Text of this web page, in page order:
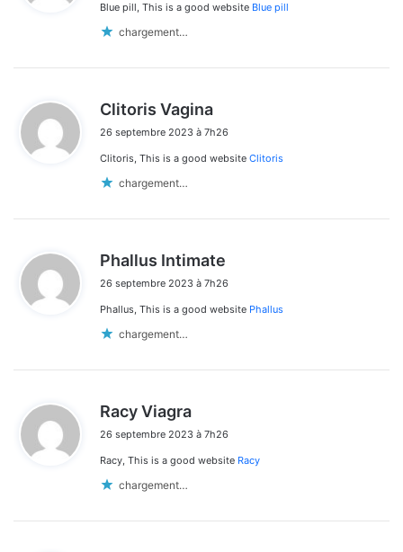
Blue pill, This is a good website Blue pill
chargement…
Clitoris Vagina
t
26 septembre 2023 à 7h26
Clitoris, This is a good website Clitoris
chargement…
Phallus Intimate
t
26 septembre 2023 à 7h26
Phallus, This is a good website Phallus
chargement…
Racy Viagra
t
26 septembre 2023 à 7h26
Racy, This is a good website Racy
chargement…